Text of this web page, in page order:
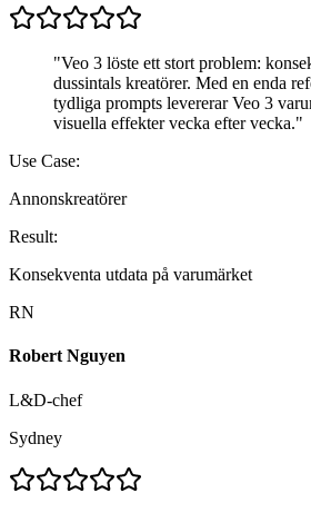
"Veo 3 löste ett stort problem:
dussintals kreatörer. Med en enda
tydliga prompts levererar Veo 3
visuella effekter vecka efter vecka."
Use Case:
Annonskreatörer
Result:
Konsekventa utdata på varumärket
RN
Robert Nguyen
L&D-chef
Sydney